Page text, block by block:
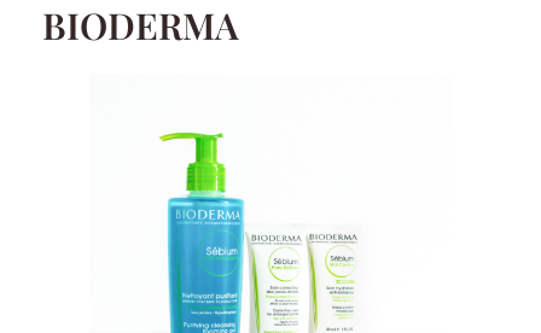
BIODERMA